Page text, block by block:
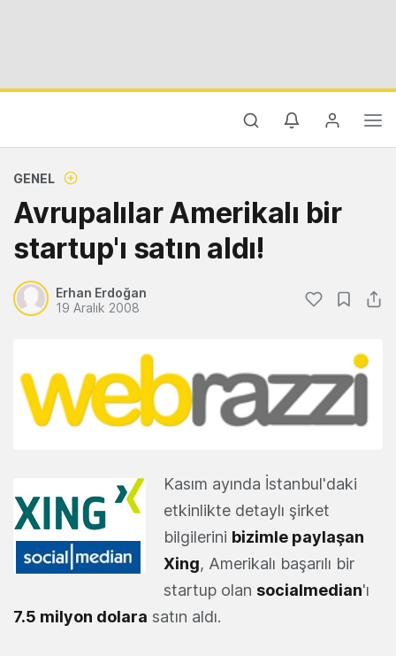
GENEL
Avrupalılar Amerikalı bir
startup'ı satın aldı!
Erhan Erdoğan
19 Aralık 2008
Kasım ayında İstanbul'daki
etkinlikte detaylı şirket
bilgilerini bizimle paylaşan
Xing, Amerikalı başarılı bir
startup olan socialmedian'ı
7.5 milyon dolara satın aldı.